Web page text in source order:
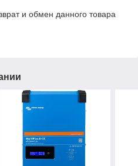
и обмен данного товара